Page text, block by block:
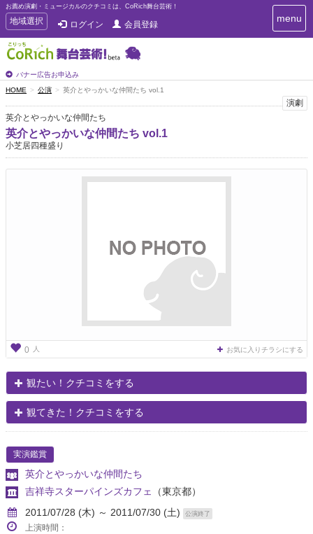
お薦め演劇・ミュージカルのクチコミは、CoRich舞台芸術！
T
o
g
g
e
n
a
v
i
g
a
地域選択 ログイン 会員登録
バナー広告お申込み
T
o
g
a
menu
HOME 公演 英介とやっかいな仲間たち vol.1
演劇
英介とやっかいな仲間たち
英介とやっかいな仲間たち vol.1
小芝居四種盛り
0 人 お気に入りチラシにする
観たい！クチコミをする
観てきた！クチコミをする
実演鑑賞
英介とやっかいな仲間たち
吉祥寺スターパインズカフェ
（東京都）
2011/07/28 (木) ～ 2011/07/30 (土)
公演終了
上演時間：